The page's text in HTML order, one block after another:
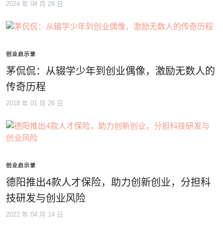
2024 年 04 月 29 日
创业启示录
茅侃侃：从辍学少年到创业偶像，激励无数人的
传奇历程
2018 年 01 月 26 日
创业启示录
德阳推出4款人才保险，助力创新创业，分担科
技研发与创业风险
2022 年 04 月 14 日